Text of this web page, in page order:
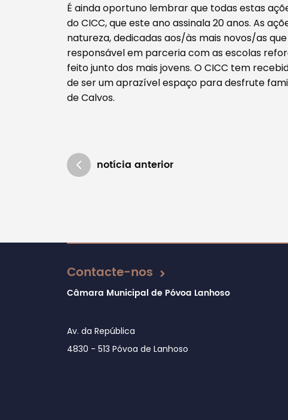
É ainda oportuno lembrar que todas estas
do CICC, que este ano assinala 20 anos. As
natureza, dedicadas aos/às mais novos/as
responsável em parceria com as escolas
feito junto dos mais jovens. O CICC tem
de ser um aprazível espaço para desfrute
de Calvos.
notícia anterior
Atualizado em 25/03/2025
Contacte-nos
Câmara Municipal de Póvoa Lanhoso
Av. da República
4830 - 513 Póvoa de Lanhoso